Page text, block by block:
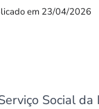
em 23/04/2026
Social